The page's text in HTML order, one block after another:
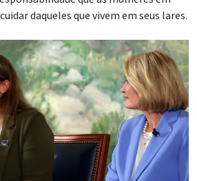
daqueles que vivem em seus lares.